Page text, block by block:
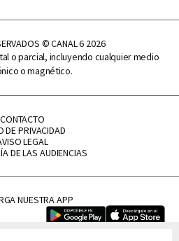
© CANAL 6 2026
o parcial, incluyendo cualquier medio
o magnético.
CONTACTO
DE PRIVACIDAD
LEGAL
DE LAS AUDIENCIAS
NUESTRA APP